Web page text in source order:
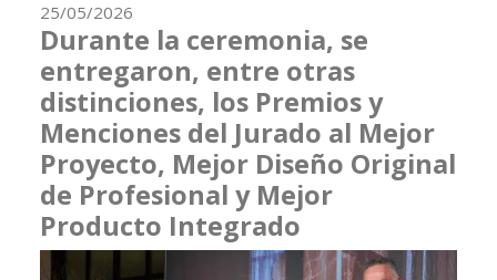
25/05/2026
Durante la ceremonia, se
entregaron, entre otras
distinciones, los Premios y
Menciones del Jurado al Mejor
Proyecto, Mejor Diseño Original
de Profesional y Mejor
Producto Integrado